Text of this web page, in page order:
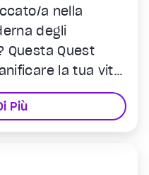
a nella
degli
Questa Quest
la tua vita
Ti permetterà
la tua vocazione
da un’altra
Più